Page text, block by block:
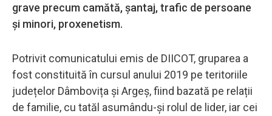
grave precum camătă, șantaj, trafic de persoane
și minori, proxenetism.
Potrivit comunicatului emis de DIICOT, gruparea a
fost constituită în cursul anului 2019 pe teritoriile
județelor Dâmbovița și Argeș, fiind bazată pe relații
de familie, cu tatăl asumându-și rolul de lider, iar cei